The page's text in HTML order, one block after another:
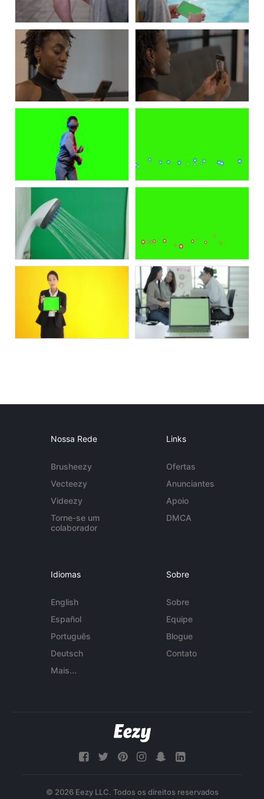
Nossa Rede
Brusheezy
Vecteezy
Videezy
Torne-se um
colaborador
Links
Ofertas
Anunciantes
Apoio
DMCA
Idiomas
English
Español
Português
Deutsch
Mais...
Sobre
Sobre
Equipe
Blogue
Contato
© 2026 Eezy LLC. Todos os direitos reservados